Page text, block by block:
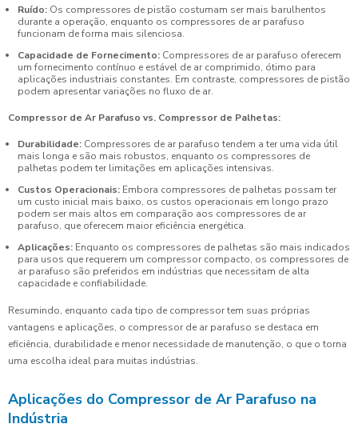
Ruído: Os compressores de pistão costumam ser mais barulhentos
durante a operação, enquanto os compressores de ar parafuso
funcionam de forma mais silenciosa.
Capacidade de Fornecimento: Compressores de ar parafuso oferecem
um fornecimento contínuo e estável de ar comprimido, ótimo para
aplicações industriais constantes. Em contraste, compressores de pistão
podem apresentar variações no fluxo de ar.
Compressor de Ar Parafuso vs. Compressor de Palhetas:
Durabilidade: Compressores de ar parafuso tendem a ter uma vida útil
mais longa e são mais robustos, enquanto os compressores de
palhetas podem ter limitações em aplicações intensivas.
Custos Operacionais: Embora compressores de palhetas possam ter
um custo inicial mais baixo, os custos operacionais em longo prazo
podem ser mais altos em comparação aos compressores de ar
parafuso, que oferecem maior eficiência energética.
Aplicações: Enquanto os compressores de palhetas são mais indicados
para usos que requerem um compressor compacto, os compressores de
ar parafuso são preferidos em indústrias que necessitam de alta
capacidade e confiabilidade.
Resumindo, enquanto cada tipo de compressor tem suas próprias
vantagens e aplicações, o compressor de ar parafuso se destaca em
eficiência, durabilidade e menor necessidade de manutenção, o que o torna
uma escolha ideal para muitas indústrias.
Aplicações do Compressor de Ar Parafuso na
Indústria